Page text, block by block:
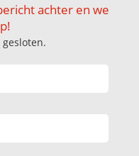
achter en we
gesloten.